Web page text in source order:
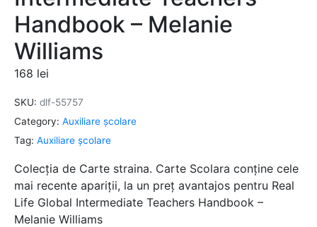
Handbook – Melanie
Williams
168 lei
SKU: dlf-55757
Category: Auxiliare şcolare
Tag: Auxiliare şcolare
Colecția de Carte straina. Carte Scolara conține cele
mai recente apariții, la un preț avantajos pentru Real
Life Global Intermediate Teachers Handbook –
Melanie Williams